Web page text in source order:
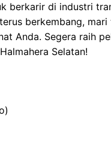
berkarir di industri
berkembang,
Anda. Segera raih
Selatan!